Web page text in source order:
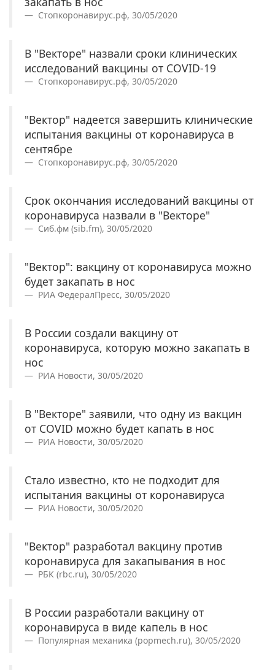
Стопкоронавирус.рф, 30/05/2020
В "Векторе" назвали сроки клинических
исследований вакцины от COVID-19
Стопкоронавирус.рф, 30/05/2020
"Вектор" надеется завершить клинические
испытания вакцины от коронавируса в
сентябре
Стопкоронавирус.рф, 30/05/2020
Срок окончания исследований вакцины от
коронавируса назвали в "Векторе"
Сиб.фм (sib.fm), 30/05/2020
"Вектор": вакцину от коронавируса можно
будет закапать в нос
РИА ФедералПресс, 30/05/2020
В России создали вакцину от
коронавируса, которую можно закапать в
нос
РИА Новости, 30/05/2020
В "Векторе" заявили, что одну из вакцин
от COVID можно будет капать в нос
РИА Новости, 30/05/2020
Стало известно, кто не подходит для
испытания вакцины от коронавируса
РИА Новости, 30/05/2020
"Вектор" разработал вакцину против
коронавируса для закапывания в нос
РБК (rbc.ru), 30/05/2020
В России разработали вакцину от
коронавируса в виде капель в нос
Популярная механика (popmech.ru), 30/05/2020